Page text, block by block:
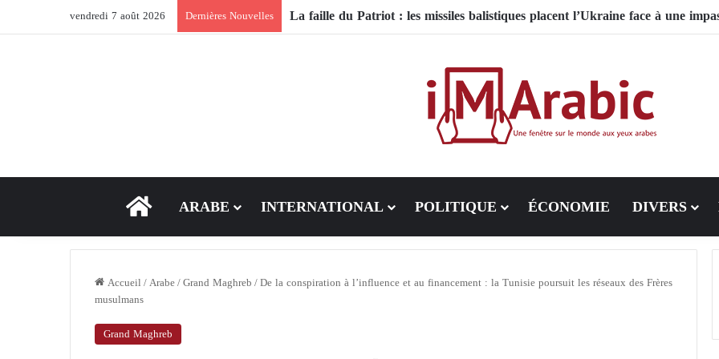
vendredi 7 août 2026 Dernières Nouvelles
ACCEUIL
ARABE INTERNATIONAL POLITIQUE ÉCONOMIE DIVERS
Accueil/Arabe/Grand Maghreb/De la conspiration à l’influence et au financement : la Tunisie poursuit les réseaux des Frères
musulmans
Grand Maghreb